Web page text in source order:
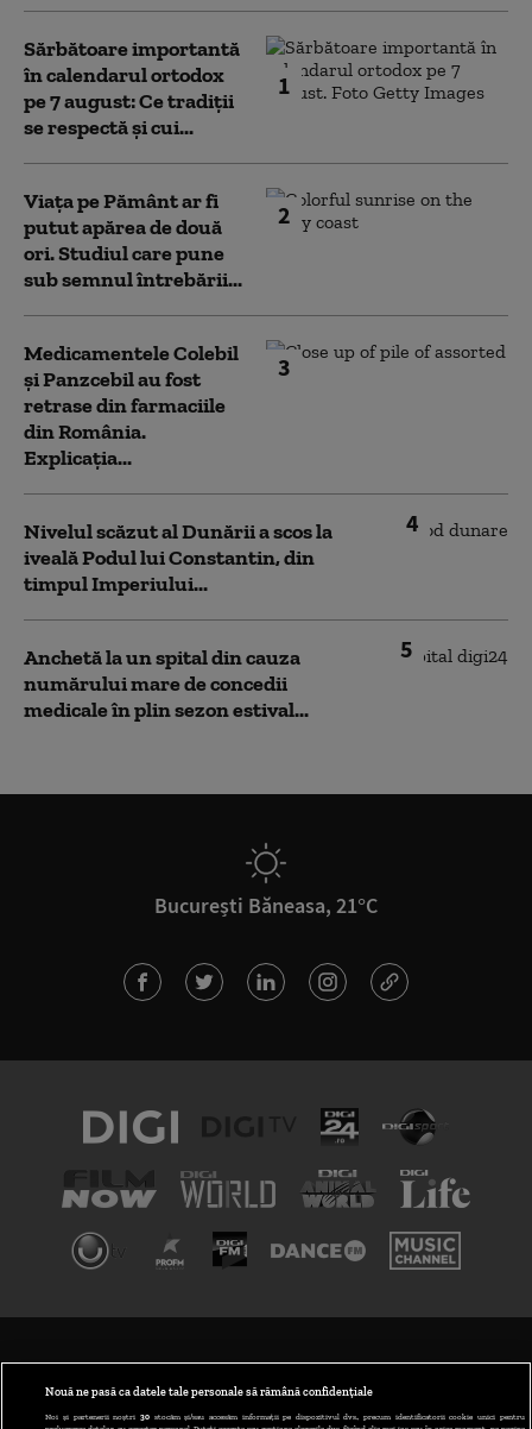
1
Sărbătoare importantă
în calendarul ortodox
pe 7 august: Ce tradiții
se respectă și cui...
2
Viața pe Pământ ar fi
putut apărea de două
ori. Studiul care pune
sub semnul întrebării...
3
Medicamentele Colebil
și Panzcebil au fost
retrase din farmaciile
din România.
Explicația...
4
Nivelul scăzut al Dunării a scos la
iveală Podul lui Constantin, din
timpul Imperiului...
5
Anchetă la un spital din cauza
numărului mare de concedii
medicale în plin sezon estival...
București Băneasa, 21°C
Nouă ne pasă ca datele tale personale să rămână confidențiale
Noi și partenerii noștri 30stocăm și/sau accesăm informații pe dispozitivul dvs., precum identificatorii cookie unici pentru